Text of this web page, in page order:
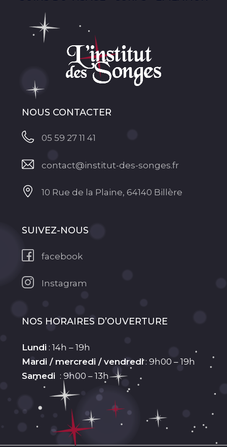
NOUS CONTACTER
05 59 27 11 41
contact@institut-des-songes.fr
10 Rue de la Plaine, 64140 Billère
SUIVEZ-NOUS
facebook
Instagram
NOS HORAIRES D’OUVERTURE
Lundi: 14h – 19h
Mardi / mercredi / vendredi: 9h00 – 19h
Samedi : 9h00 – 13h